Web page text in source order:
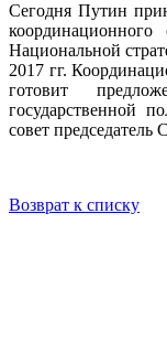
Сегодня Путин
Национальной
2017 гг.
готовит
государственной
совет
Возврат к списку